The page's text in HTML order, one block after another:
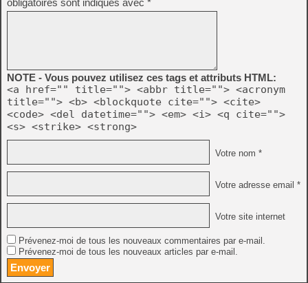
obligatoires sont indiqués avec *
NOTE - Vous pouvez utilisez ces tags et attributs HTML:
<a href="" title=""> <abbr title=""> <acronym
title=""> <b> <blockquote cite=""> <cite>
<code> <del datetime=""> <em> <i> <q cite="">
<s> <strike> <strong>
Votre nom *
Votre adresse email *
Votre site internet
Prévenez-moi de tous les nouveaux commentaires par e-mail.
Prévenez-moi de tous les nouveaux articles par e-mail.